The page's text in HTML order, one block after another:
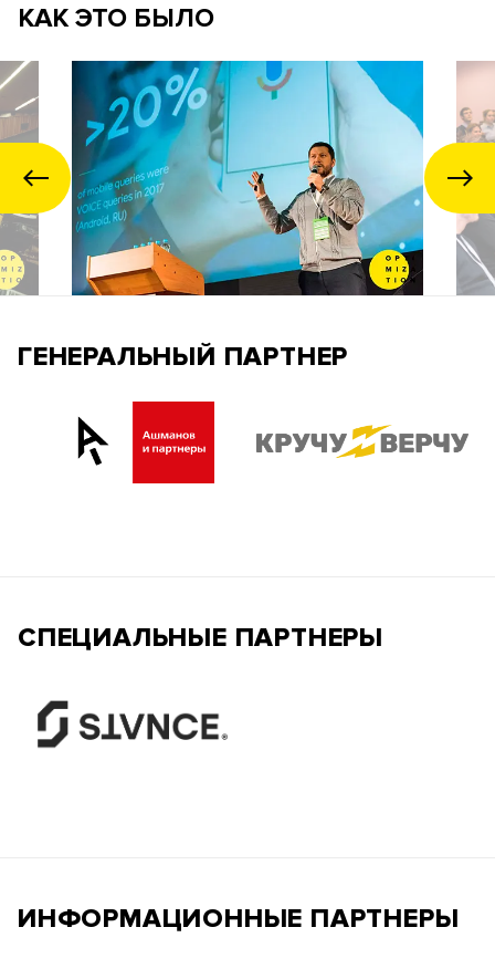
КАК ЭТО БЫЛО
ГЕНЕРАЛЬНЫЙ ПАРТНЕР
СПЕЦИАЛЬНЫЕ ПАРТНЕРЫ
ИНФОРМАЦИОННЫЕ ПАРТНЕРЫ